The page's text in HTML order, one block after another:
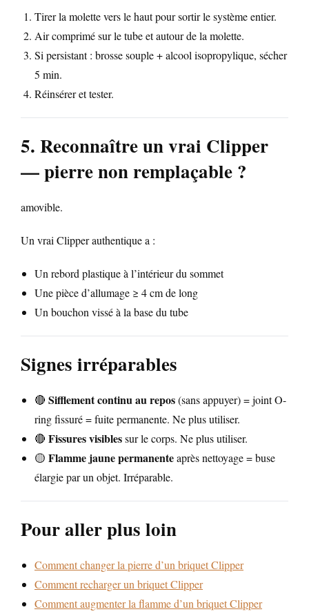
Tirer la molette vers le haut pour sortir le système entier.
Air comprimé sur le tube et autour de la molette.
Si persistant : brosse souple + alcool isopropylique, sécher
5 min.
Réinsérer et tester.
5. Reconnaître un vrai Clipper
— pierre non remplaçable ?
amovible.
Un vrai Clipper authentique a :
Un rebord plastique à l’intérieur du sommet
Une pièce d’allumage ≥ 4 cm de long
Un bouchon vissé à la base du tube
Signes irréparables
🔴 Sifflement continu au repos(sans appuyer) = joint O-
ring fissuré = fuite permanente. Ne plus utiliser.
🔴 Fissures visiblessur le corps. Ne plus utiliser.
🟡 Flamme jaune permanenteaprès nettoyage = buse
élargie par un objet. Irréparable.
Pour aller plus loin
Comment changer la pierre d’un briquet Clipper
Comment recharger un briquet Clipper
Comment augmenter la flamme d’un briquet Clipper